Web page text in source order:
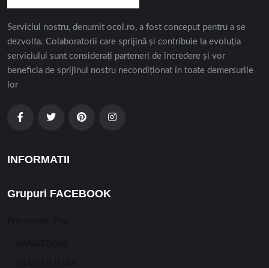
Serviciul nostru, denumit ocol.ro, a fost conceput pentru a se
dezvolta. Colaboratorii care sprijină și contribuie la evoluția
serviciului sunt considerați parteneri de încredere și vor
beneficia de sprijinul nostru necondiționat în toate demersurile
lor
INFORMATII
Grupuri FACEBOOK